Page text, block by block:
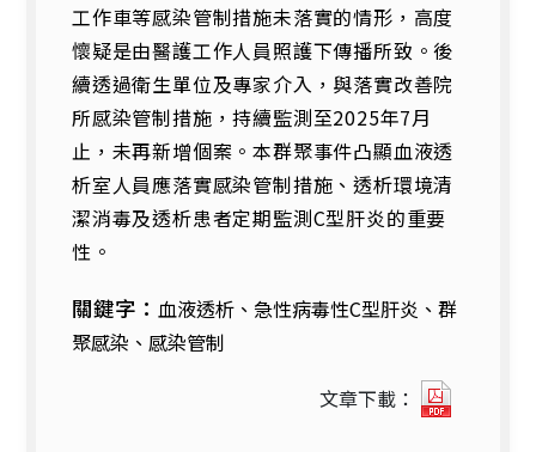
工作車等感染管制措施未落實的情形，高度
懷疑是由醫護工作人員照護下傳播所致。後
續透過衛生單位及專家介入，與落實改善院
所感染管制措施，持續監測至2025年7月
止，未再新增個案。本群聚事件凸顯血液透
析室人員應落實感染管制措施、透析環境清
潔消毒及透析患者定期監測C型肝炎的重要
性。
關鍵字： 血液透析、急性病毒性C型肝炎、群
聚感染、感染管制
文章下載：